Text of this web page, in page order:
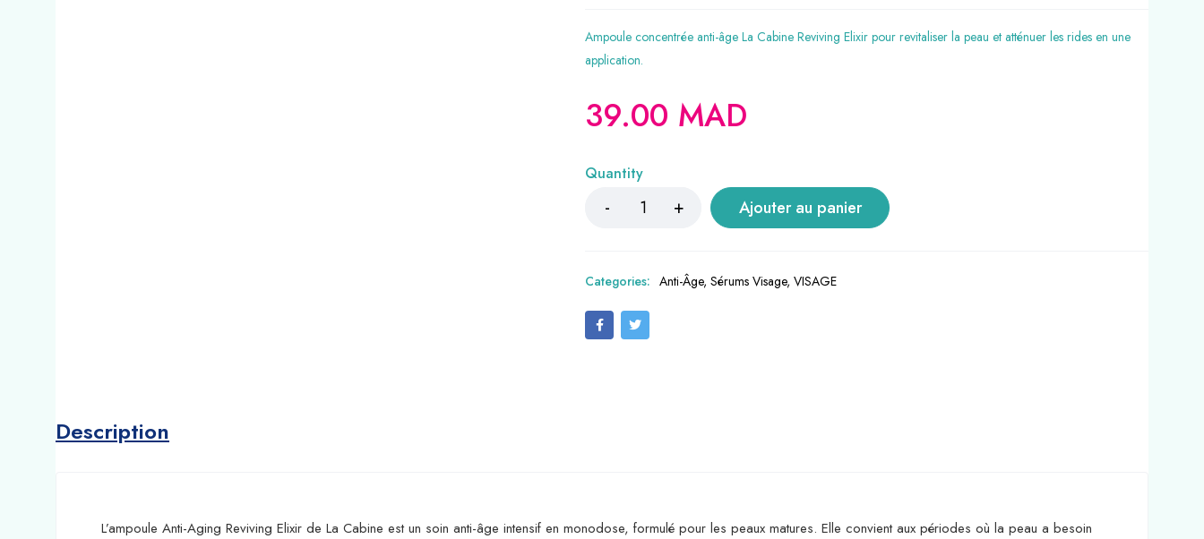
Ampoule concentrée anti-âge La Cabine Reviving Elixir pour revitaliser la peau et atténuer les rides en une
application.
39.00 MAD
Quantity
Ajouter au panier
Categories: Anti-Âge,Sérums Visage,VISAGE
Description
L’ampoule Anti-Aging Reviving Elixir de La Cabine est un soin anti-âge intensif en monodose, formulé pour les peaux matures. Elle convient aux périodes où la peau a besoin